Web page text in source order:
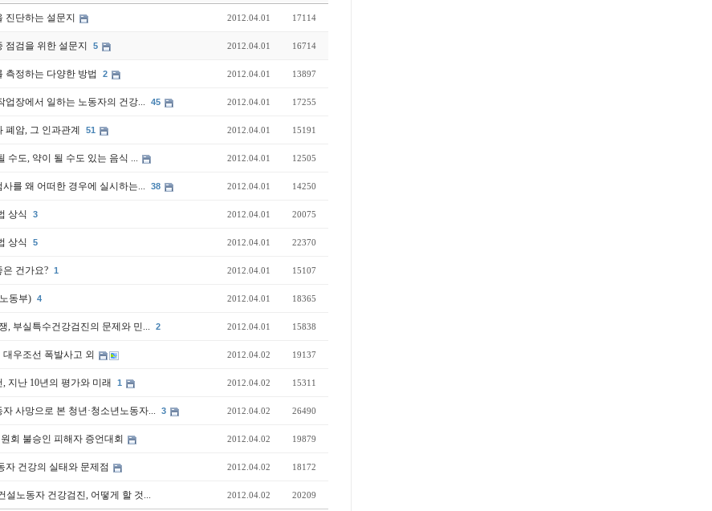
진단하는 설문지 2012.04.01 17114
점검을 위한 설문지 5 2012.04.01 16714
측정하는 다양한 방법 2 2012.04.01 13897
업장에서 일하는 노동자의 건강... 45 2012.04.01 17255
폐암, 그 인과관계 51 2012.04.01 15191
수도, 약이 될 수도 있는 음식 ... 2012.04.01 12505
를 왜 어떠한 경우에 실시하는... 38 2012.04.01 14250
상식 3 2012.04.01 20075
상식 5 2012.04.01 22370
건가요? 1 2012.04.01 15107
동부) 4 2012.04.01 18365
, 부실특수건강검진의 문제와 민... 2 2012.04.01 15838
우조선 폭발사고 외 2012.04.02 19137
지난 10년의 평가와 미래 1 2012.04.02 15311
사망으로 본 청년·청소년노동자... 3 2012.04.02 26490
회 불승인 피해자 증언대회 2012.04.02 19879
자 건강의 실태와 문제점 2012.04.02 18172
설노동자 건강검진, 어떻게 할 것... 2012.04.02 20209